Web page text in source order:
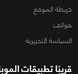
خريطة الموقع
هواتف
السياسة التحريرية
قريبًا تطبيقات